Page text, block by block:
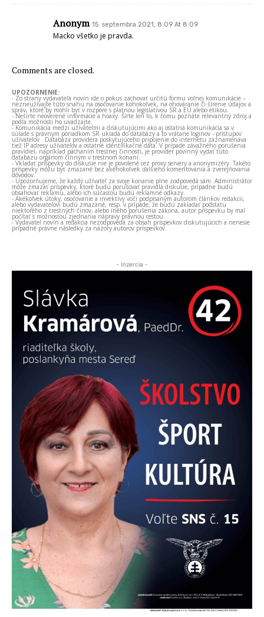
Anonym 15. septembra 2021, 8:09 At 8:09
Macko všetko je pravda.
Comments are closed.
UPOZORNENIE:
- Zo strany vydavateľa novín ide o pokus zachovať určitú formu voľnej komunikácie –
nezneužívajte túto snahu na osočovanie kohokoľvek, na ohováranie či šírenie údajov a
správ, ktoré by mohli byť v rozpore s platnou legislatívou SR a EÚ alebo etikou.
- Nešírte neoverené informácie a hoaxy. Šírte len to, k čomu poznáte relevantný zdroj a
podľa možnosti ho uvádzajte.
- Komunikácia medzi užívateľmi a diskutujúcimi ako aj ostatná komunikácia sa v
súlade s právnym poriadkom SR ukladá do databázy a to vrátane loginov - prístupov
užívateľov . Databáza providera poskytujúceho pripojenie do internetu zaznamenáva
tiež IP adresy užívateľov a ostatné identifikačné dáta. V prípade závažného porušenia
pravidiel, napríklad páchaním trestnej činnosti, je provider povinný vydať túto
databázu orgánom činným v trestnom konaní.
- Vkladať príspevky do diskusie nie je povolené cez proxy servery a anonymizéry. Takéto
príspevky môžu byť zmazané bez akéhokoľvek ďalšieho komentovania a zverejňovania
dôvodov.
- Upozorňujeme, že každý užívateľ za svoje konanie plne zodpovedá sám. Administrátor
môže zmazať príspevky, ktoré budú porušovať pravidlá diskusie, prípadne budú
obsahovať reklamu, alebo ich súčasťou budú reklamné odkazy.
- Akékoľvek útoky, osočovanie a invektívy voči podpísaným autorom článkov redakcii,
alebo vydavateľovi budú zmazané, resp. v prípade, že budú zakladať podstatu
niektorého z trestných činov, alebo iného porušenia zákona, autor príspevku by mal
počítať s možnosťou zjednania nápravy právnou cestou.
- Vydavateľ novín a redakcia nezodpovedá za obsah príspevkov diskutujúcich a nenesie
prípadné právne následky za názory autorov príspevkov.
- Inzercia -